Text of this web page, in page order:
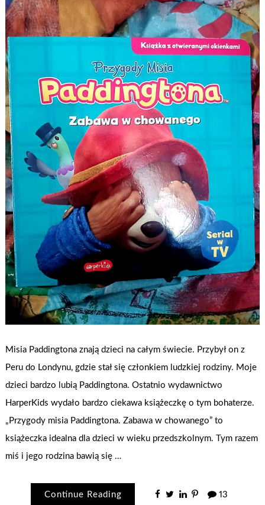
Misia Paddingtona znają dzieci na całym świecie. Przybył on z
Peru do Londynu, gdzie stał się członkiem ludzkiej rodziny. Moje
dzieci bardzo lubią Paddingtona. Ostatnio wydawnictwo
HarperKids wydało bardzo ciekawa książeczkę o tym bohaterze.
„Przygody misia Paddingtona. Zabawa w chowanego” to
książeczka idealna dla dzieci w wieku przedszkolnym. Tym razem
miś i jego rodzina bawią się …
Continue Reading 13